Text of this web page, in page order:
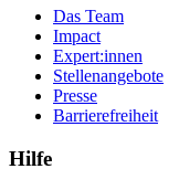
Das Team
Impact
Expert:innen
Stellenangebote
Presse
Barrierefreiheit
Hilfe